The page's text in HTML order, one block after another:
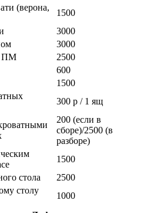
(верона,
1500
3000
3000
ПМ
2500
600
1500
300 р / 1 ящ
200 (если в
сборе)/2500 (в
разборе)
1500
стола
2500
столу
1000